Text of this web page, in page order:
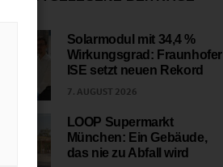
Solarmodul mit 34,4 %
Wirkungsgrad: Fraunhofer
ISE setzt neuen Rekord
7. AUGUST 2026
LOOP Supermarkt
München: Ein Gebäude,
das nie zu Abfall wird